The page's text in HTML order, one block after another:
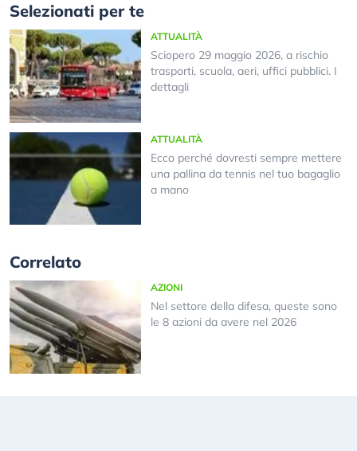
Selezionati per te
ATTUALITÀ
Sciopero 29 maggio 2026, a rischio
trasporti, scuola, aeri, uffici pubblici. I
dettagli
ATTUALITÀ
Ecco perché dovresti sempre mettere
una pallina da tennis nel tuo bagaglio
a mano
Correlato
AZIONI
Nel settore della difesa, queste sono
le 8 azioni da avere nel 2026